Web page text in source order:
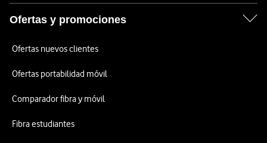
Ofertas y promociones
Ofertas nuevos clientes
Ofertas portabilidad móvil
Comparador fibra y móvil
Fibra estudiantes